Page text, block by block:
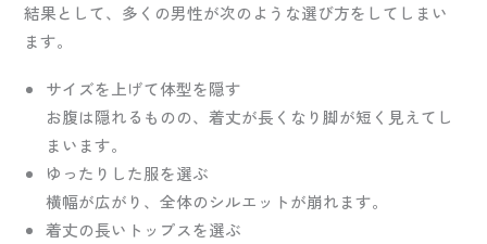
結果として、多くの男性が次のような選び方をしてしまい
ます。
サイズを上げて体型を隠す
お腹は隠れるものの、着丈が長くなり脚が短く見えてし
まいます。
ゆったりした服を選ぶ
横幅が広がり、全体のシルエットが崩れます。
着丈の長いトップスを選ぶ